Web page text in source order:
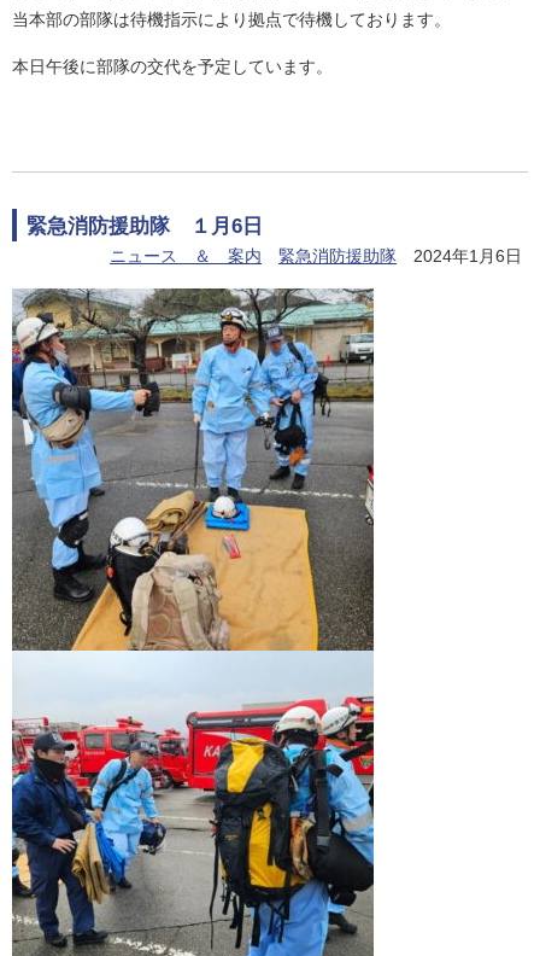
当本部の部隊は待機指示により拠点で待機しております。
本日午後に部隊の交代を予定しています。
緊急消防援助隊 １月6日
ニュース ＆ 案内 緊急消防援助隊 2024年1月6日